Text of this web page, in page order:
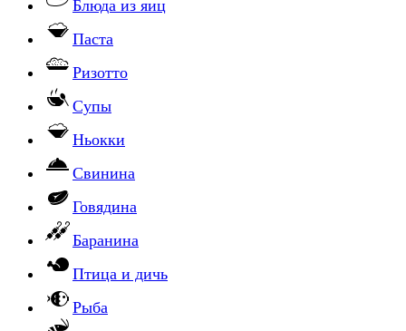
Блюда из яиц
Паста
Ризотто
Супы
Ньокки
Свинина
Говядина
Баранина
Птица и дичь
Рыба